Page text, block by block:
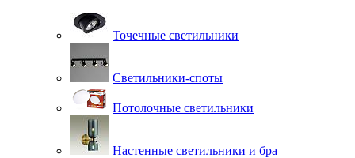
Точечные светильники
Светильники-споты
Потолочные светильники
Настенные светильники и бра